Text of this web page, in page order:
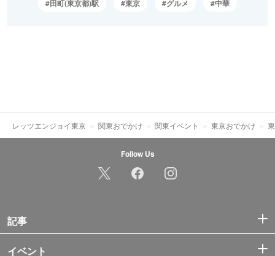
田町(東京都)駅 東京 グルメ 中華
レッツエンジョイ東京 関東おでかけ 関東イベント 東京おでかけ
Follow Us
記事
イベント